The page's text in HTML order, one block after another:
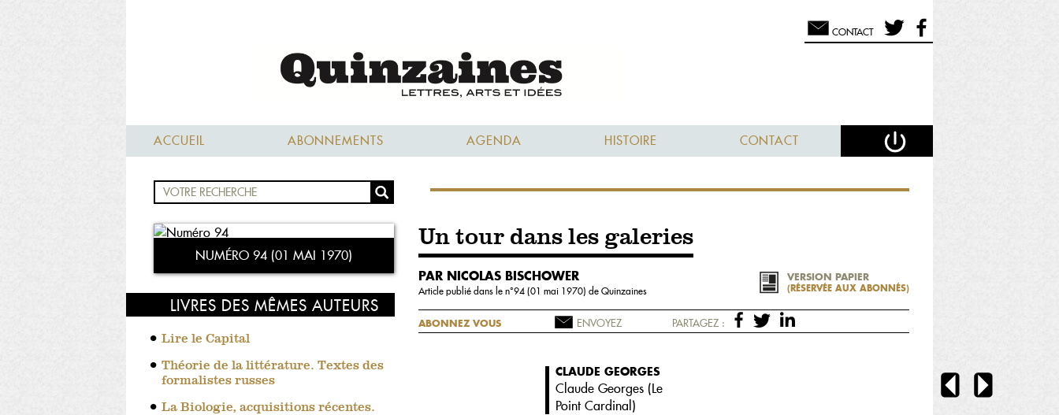
CONTACT
ACCUEIL ABONNEMENTS AGENDA HISTOIRE CONTACT
NUMÉRO 94 (01 MAI 1970)
LIVRES DES MÊMES AUTEURS
Lire le Capital
Théorie de la littérature. Textes des
formalistes russes
La Biologie, acquisitions récentes.
Un tour dans les galeries
PAR NICOLAS BISCHOWER
Article publié dans le n°94 (01 mai 1970)de Quinzaines
VERSION PAPIER
(RÉSERVÉE AUX ABONNÉS)
ABONNEZ VOUS ENVOYEZ PARTAGEZ :
CLAUDE GEORGES
Claude Georges (Le
Point Cardinal )